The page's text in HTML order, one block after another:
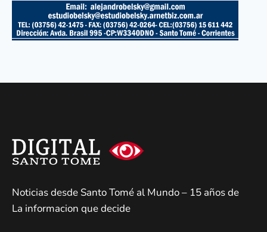
Noticias desde Santo Tomé al Mundo – 15 años de
La informacion que decide